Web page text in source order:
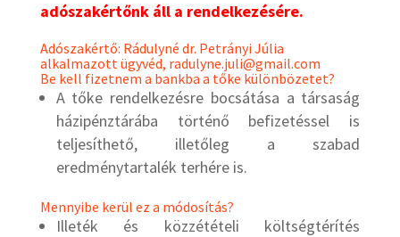
adószakértőnk áll a rendelkezésére.
Adószakértő: Rádulyné dr. Petrányi Júlia
alkalmazott ügyvéd, radulyne.juli@gmail.com
Be kell fizetnem a bankba a tőke különbözetet?
A tőke rendelkezésre bocsátása a társaság
házipénztárába történő befizetéssel is
teljesíthető, illetőleg a szabad
eredménytartalék terhére is.
Mennyibe kerül ez a módosítás?
Illeték és közzétételi költségtérítés